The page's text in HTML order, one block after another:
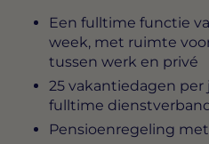
Een fulltime functie
week, met ruimte
tussen werk en privé
25 vakantiedagen per
fulltime dienstverband
Pensioenregeling